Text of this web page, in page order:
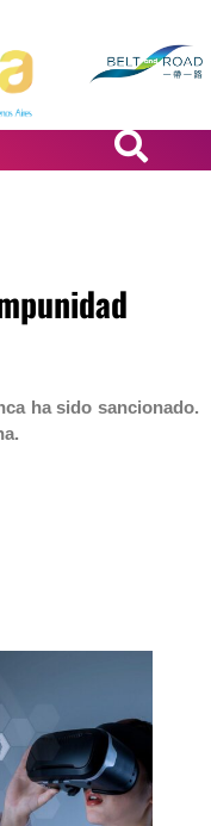
ha sido sancionado.